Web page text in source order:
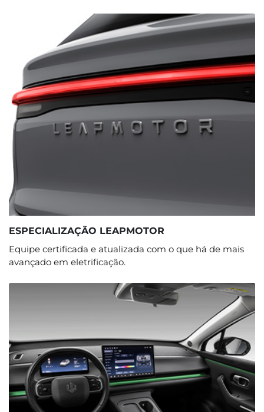
ESPECIALIZAÇÃO LEAPMOTOR
Equipe certificada e atualizada com o que há de mais
avançado em eletrificação.